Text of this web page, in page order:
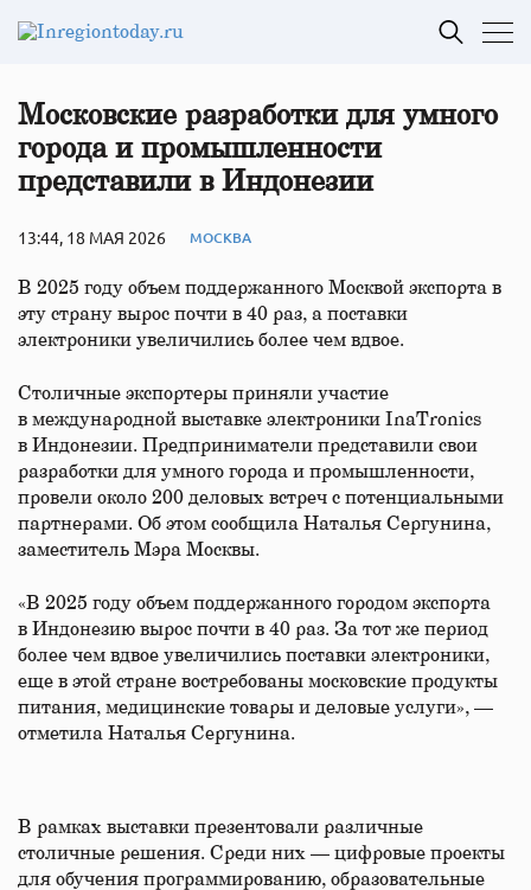
Московские разработки для умного
города и промышленности
представили в Индонезии
13:44, 18 МАЯ 2026 МОСКВА
В 2025 году объем поддержанного Москвой экспорта в
эту страну вырос почти в 40 раз, а поставки
электроники увеличились более чем вдвое.
Столичные экспортеры приняли участие
в международной выставке электроники InaTronics
в Индонезии. Предприниматели представили свои
разработки для умного города и промышленности,
провели около 200 деловых встреч с потенциальными
партнерами. Об этом сообщила Наталья Сергунина,
заместитель Мэра Москвы.
«В 2025 году объем поддержанного городом экспорта
в Индонезию вырос почти в 40 раз. За тот же период
более чем вдвое увеличились поставки электроники,
еще в этой стране востребованы московские продукты
питания, медицинские товары и деловые услуги», —
отметила Наталья Сергунина.
В рамках выставки презентовали различные
столичные решения. Среди них — цифровые проекты
для обучения программированию, образовательные